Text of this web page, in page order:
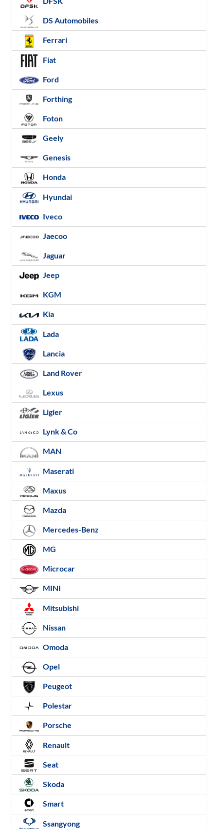
DS Automobiles
Ferrari
Fiat
Ford
Forthing
Foton
Geely
Genesis
Honda
Hyundai
Iveco
Jaecoo
Jaguar
Jeep
KGM
Kia
Lada
Lancia
Land Rover
Lexus
Ligier
Lynk & Co
MAN
Maserati
Maxus
Mazda
Mercedes-Benz
MG
Microcar
MINI
Mitsubishi
Nissan
Omoda
Opel
Peugeot
Polestar
Porsche
Renault
Seat
Skoda
Smart
Ssangyong